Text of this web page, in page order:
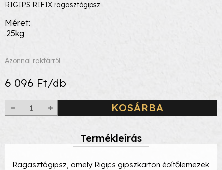
RIGIPS RIFIX ragasztógipsz
Méret
25kg
Azonnal raktárról
6 096 Ft/db
KOSÁRBA
Termékleírás
Ragasztógipsz, amely Rigips gipszkarton építőlemezek